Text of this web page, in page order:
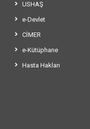
USHAŞ
e-Devlet
CİMER
e-Kütüphane
Hasta Hakları